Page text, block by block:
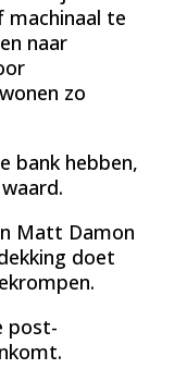
machinaal te
naar
zo
bank hebben,
Matt Damon
doet
post-